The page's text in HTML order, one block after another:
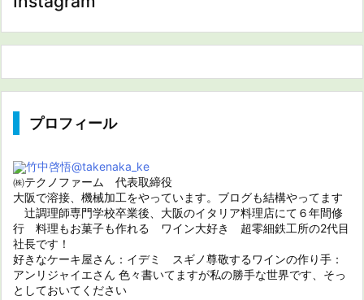
プロフィール
竹中啓悟@takenaka_ke
㈱テクノファーム 代表取締役
大阪で溶接、機械加工をやっています。ブログも結構やってます
辻調理師専門学校卒業後、大阪のイタリア料理店にて６年間修
行 料理もお菓子も作れる ワイン大好き 超零細鉄工所の2代目
社長です！
好きなケーキ屋さん：イデミ スギノ尊敬するワインの作り手：
アンリジャイエさん 色々書いてますが私の勝手な世界です、そっ
としておいてください